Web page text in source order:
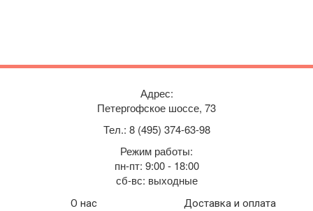
О нас
Доставка и оплата
Адрес:
Петергофское шоссе, 73
Тел.: 8 (495) 374-63-98
Режим работы:
пн-пт: 9:00 - 18:00
сб-вс: выходные